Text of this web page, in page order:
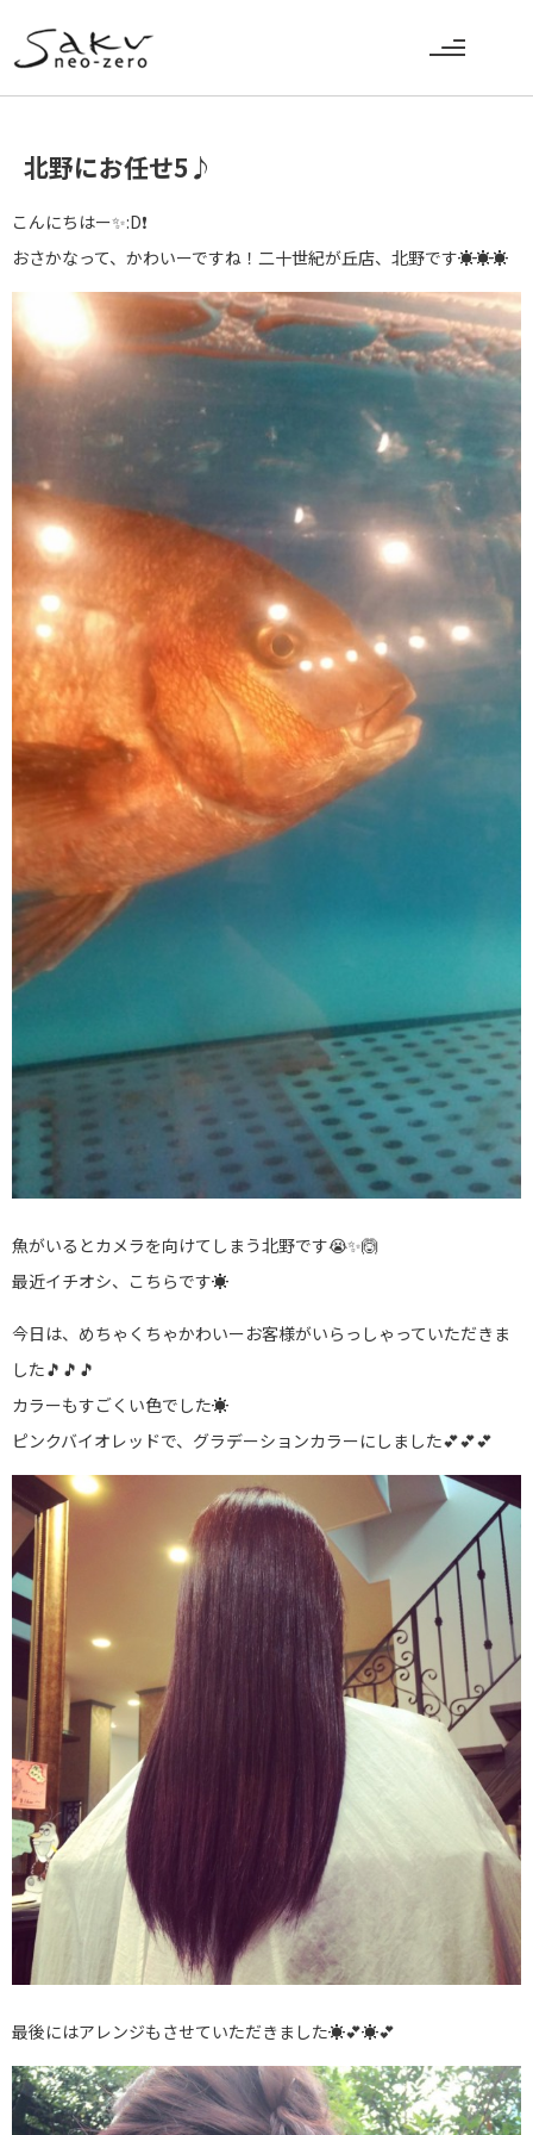
北野にお任せ5♪
こんにちはー✨:D❗
おさかなって、かわいーですね！二十世紀が丘店、北野です☀☀☀
魚がいるとカメラを向けてしまう北野です😭✨🙆
最近イチオシ、こちらです☀
今日は、めちゃくちゃかわいーお客様がいらっしゃっていただきま
した🎵🎵🎵
カラーもすごくい色でした☀
ピンクバイオレッドで、グラデーションカラーにしました💕💕💕
最後にはアレンジもさせていただきました☀💕☀💕